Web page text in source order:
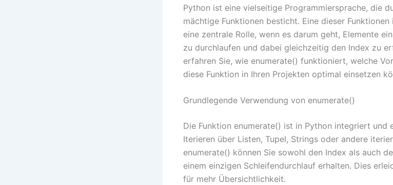
Python ist eine vielseitige Programmiersprache, die
mächtige Funktionen besticht. Eine dieser
eine zentrale Rolle, wenn es darum geht, Elemente
zu durchlaufen und dabei gleichzeitig den Index zu
erfahren Sie, wie enumerate() funktioniert, welche
diese Funktion in Ihren Projekten optimal einsetzen
Grundlegende Verwendung von enumerate()
Die Funktion enumerate() ist in Python integriert und
Iterieren über Listen, Tupel, Strings oder andere
enumerate() können Sie sowohl den Index als auch
einem einzigen Schleifendurchlauf erhalten. Dies
für mehr Übersichtlichkeit.